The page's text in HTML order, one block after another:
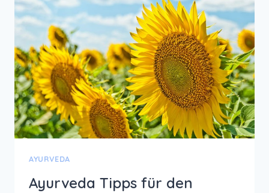
AYURVEDA
Ayurveda Tipps für den